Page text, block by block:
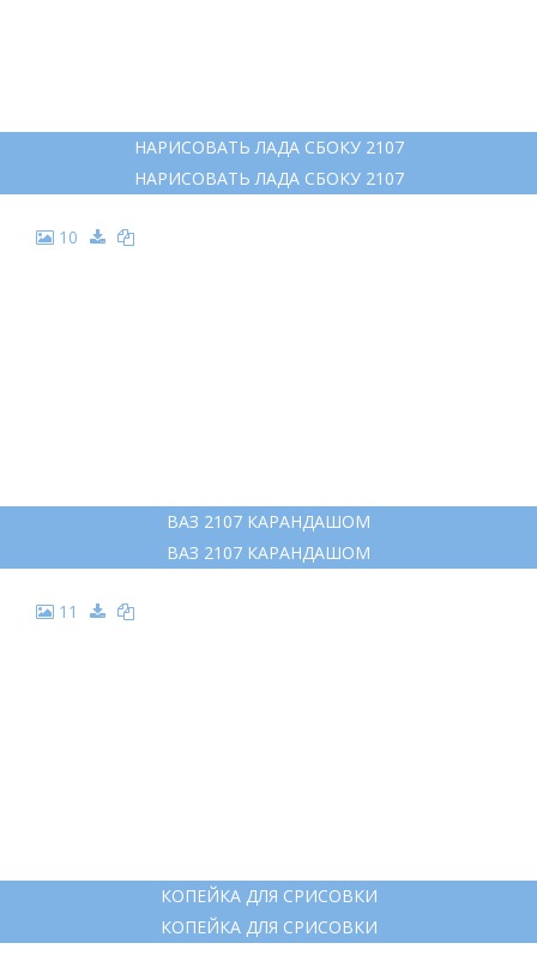
НАРИСОВАТЬ ЛАДА СБОКУ 2107
НАРИСОВАТЬ ЛАДА СБОКУ 2107
10
ВАЗ 2107 КАРАНДАШОМ
ВАЗ 2107 КАРАНДАШОМ
11
КОПЕЙКА ДЛЯ СРИСОВКИ
КОПЕЙКА ДЛЯ СРИСОВКИ